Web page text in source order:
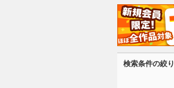
検索条件の絞